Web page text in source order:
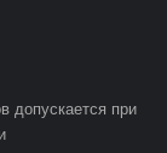
допускается при